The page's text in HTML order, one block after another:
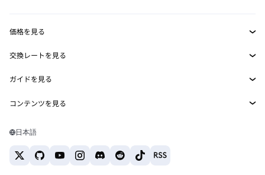
MetaMask Connect
Snaps
Web3サービス
セキュリティ
サポート
キャリア
お問い合わせ
価格を見る
イーサリアムの価格
Solanaの価格
Tetherの価格
交換レートを見る
ETH→USD
USDT→INR
BTC→INR
ETH→USDT
ガイドを見る
ETHの購入
USDTの購入
コンテンツを見る
Solanaウォレット
日本語